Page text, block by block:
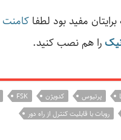
برایتان مفید بود لطفاکامنت
را هم نصب کنید.
پرتیوس کدویژن FSK
روبات با قابلیت کنترل از راه دور